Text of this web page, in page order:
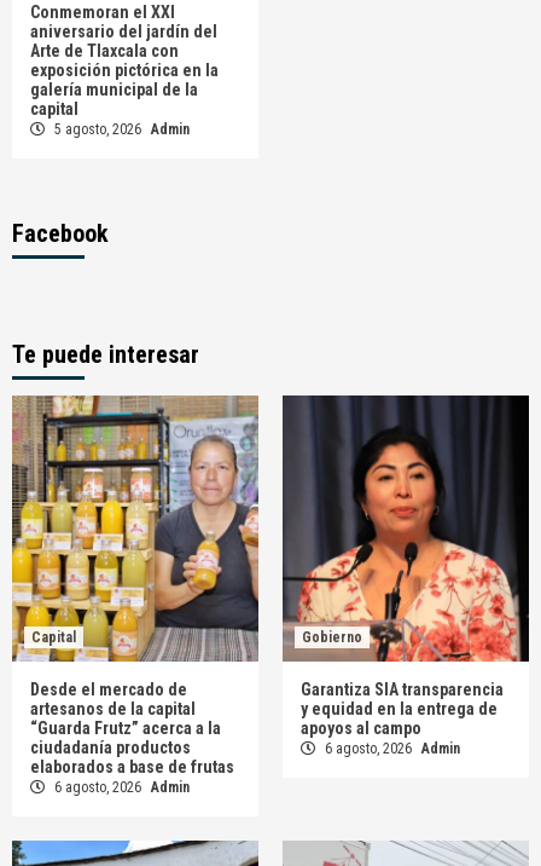
Conmemoran el XXI
aniversario del jardín del
Arte de Tlaxcala con
exposición pictórica en la
galería municipal de la
capital
5 agosto, 2026 Admin
Facebook
Te puede interesar
Capital
Desde el mercado de
artesanos de la capital
“Guarda Frutz” acerca a la
ciudadanía productos
elaborados a base de frutas
6 agosto, 2026 Admin
Gobierno
Garantiza SIA transparencia
y equidad en la entrega de
apoyos al campo
6 agosto, 2026 Admin